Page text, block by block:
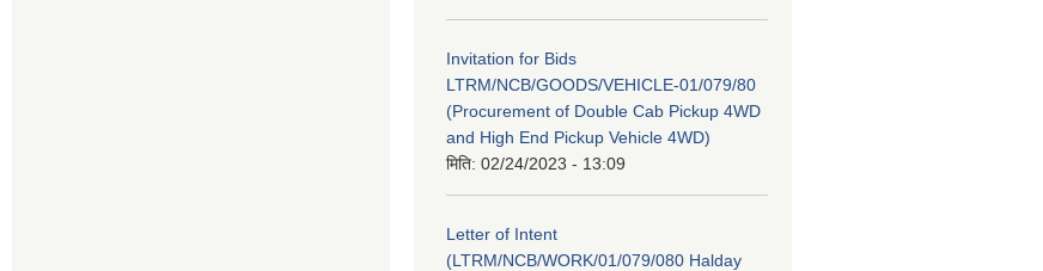
Invitation for Bids
LTRM/NCB/GOODS/VEHICLE-01/079/80
(Procurement of Double Cab Pickup 4WD
and High End Pickup Vehicle 4WD)
मिति: 02/24/2023 - 13:09
Letter of Intent
(LTRM/NCB/WORK/01/079/080 Halday